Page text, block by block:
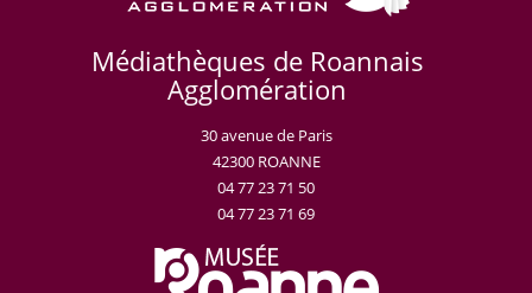
Médiathèques de Roannais
Agglomération
30 avenue de Paris
42300 ROANNE
04 77 23 71 50
04 77 23 71 69